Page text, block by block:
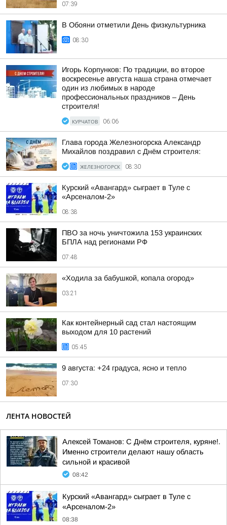
07:39
В Обояни отметили День физкультурника
08:30
Игорь Корпунков: По традиции, во второе
воскресенье августа наша страна отмечает
один из любимых в народе
профессиональных праздников – День
строителя!
КУРЧАТОВ 06:06
Глава города Железногорска Александр
Михайлов поздравил с Днём строителя:
ЖЕЛЕЗНОГОРСК 08:30
Курский «Авангард» сыграет в Туле с
«Арсеналом-2»
08:38
ПВО за ночь уничтожила 153 украинских
БПЛА над регионами РФ
07:48
«Ходила за бабушкой, копала огород»
03:21
Как контейнерный сад стал настоящим
выходом для 10 растений
05:45
9 августа: +24 градуса, ясно и тепло
07:30
ЛЕНТА НОВОСТЕЙ
Алексей Томанов: С Днём строителя, куряне!.
Именно строители делают нашу область
сильной и красивой
08:42
Курский «Авангард» сыграет в Туле с
«Арсеналом-2»
08:38